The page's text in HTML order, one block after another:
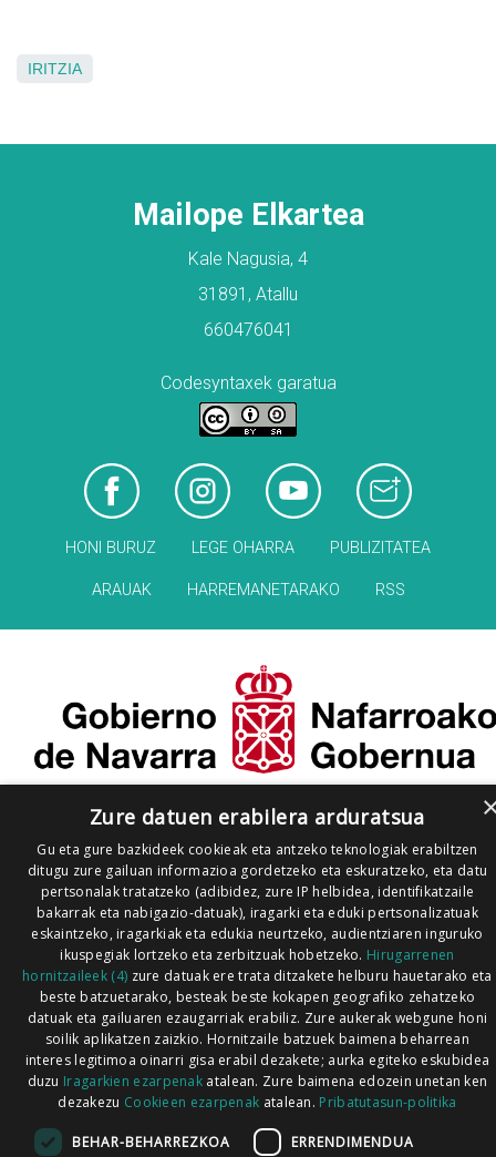
IRITZIA
Mailope Elkartea
Kale Nagusia, 4
31891, Atallu
660476041
Codesyntaxek garatua
HONI BURUZ LEGE OHARRA PUBLIZITATEA
ARAUAK HARREMANETARAKO RSS
Zure datuen erabilera arduratsua
Gu eta gure bazkideek cookieak eta antzeko teknologiak erabiltzen
ditugu zure gailuan informazioa gordetzeko eta eskuratzeko, eta datu
pertsonalak tratatzeko (adibidez, zure IP helbidea, identifikatzaile
bakarrak eta nabigazio-datuak), iragarki eta eduki pertsonalizatuak
eskaintzeko, iragarkiak eta edukia neurtzeko, audientziaren inguruko
ikuspegiak lortzeko eta zerbitzuak hobetzeko. Hirugarrenen
hornitzaileek (4) zure datuak ere trata ditzakete helburu hauetarako eta
beste batzuetarako, besteak beste kokapen geografiko zehatzeko
datuak eta gailuaren ezaugarriak erabiliz. Zure aukerak webgune honi
soilik aplikatzen zaizkio. Hornitzaile batzuek baimena beharrean
interes legitimoa oinarri gisa erabil dezakete; aurka egiteko eskubidea
duzu Iragarkien ezarpenak atalean. Zure baimena edozein unetan ken
dezakezu Cookieen ezarpenak atalean. Pribatutasun-politika
BEHAR-BEHARREZKOA ERRENDIMENDUA